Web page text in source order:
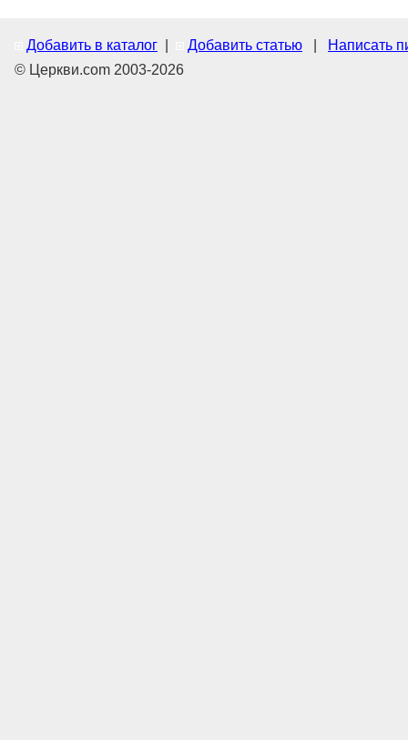
Добавить в каталог Добавить статью
Написать
© Церкви.com 2003-2026